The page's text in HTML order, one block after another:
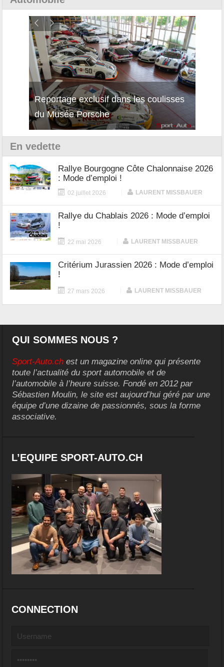
Reportage exclusif dans les coulisses
du Musée Porsche
Découverte de la nouvelle Ferrari
12Cilindri Manuale
En vedette
Rallye Bourgogne Côte Chalonnaise 2026
: Mode d’emploi !
02 juillet 2026 LAURENT MISSBAUER
Rallye du Chablais 2026 : Mode d’emploi
!
22 mai 2026 LAURENT MISSBAUER
Critérium Jurassien 2026 : Mode d’emploi
!
27 mars 2026 LAURENT MISSBAUER
QUI SOMMES NOUS ?
Sport-Auto.ch est un magazine online qui présente
toute l’actualité du sport automobile et de
l’automobile à l’heure suisse. Fondé en 2012 par
Sébastien Moulin, le site est aujourd’hui géré par une
équipe d’une dizaine de passionnés, sous la forme
associative.
L’EQUIPE SPORT-AUTO.CH
CONNECTION